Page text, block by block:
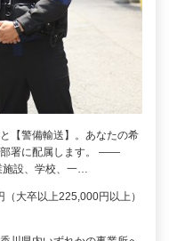
【警備輸送】。あなたの希
部署に配属します。 ――
施設、学校、一…
大卒以上225,000円以上）